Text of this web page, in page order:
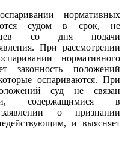
нормативных
судом в срок, не
со дня подачи
При рассмотрении
нормативного
законность положений
оспариваются. При
суд не связан
содержащимися в
о признании
и выясняет